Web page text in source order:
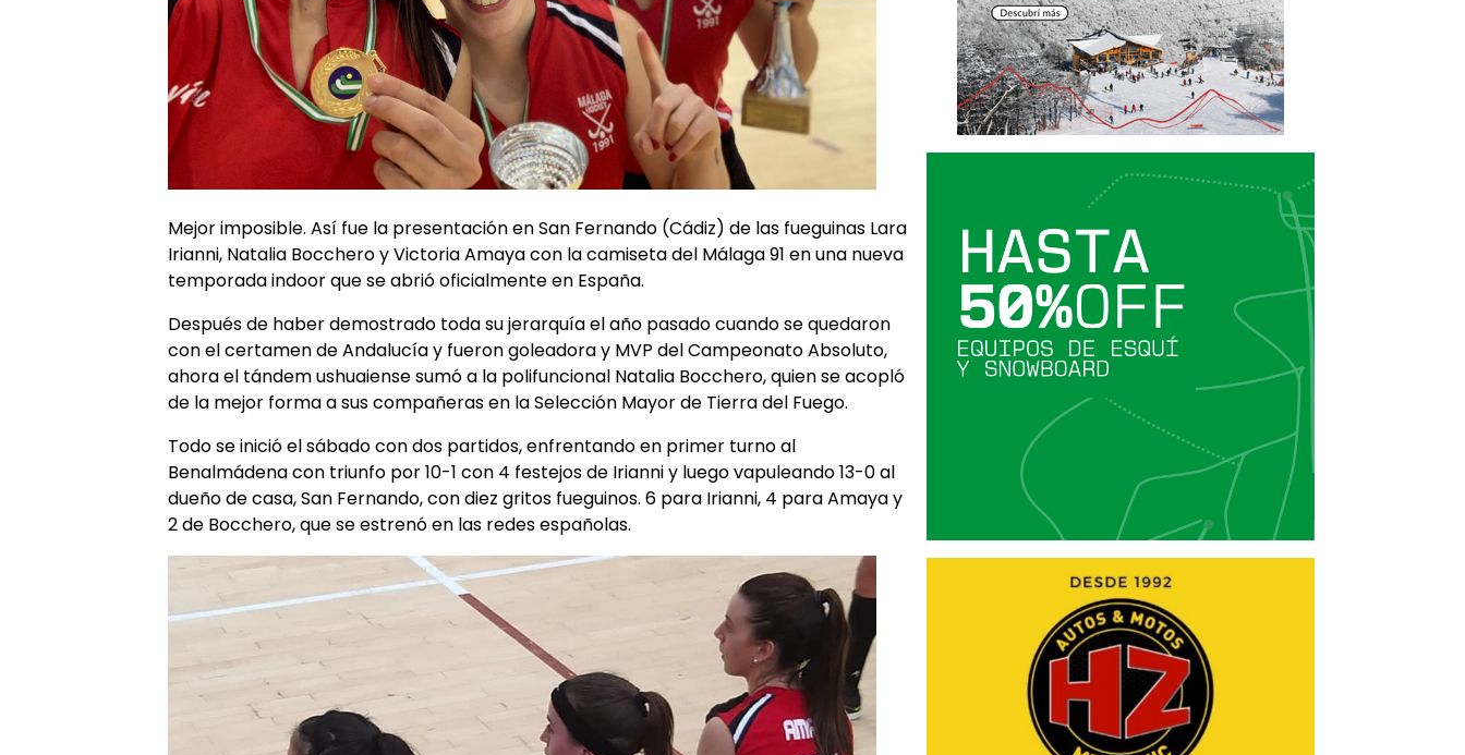
Mejor imposible. Así fue la presentación en San Fernando (Cádiz) de las fueguinas Lara
Irianni, Natalia Bocchero y Victoria Amaya con la camiseta del Málaga 91 en una nueva
temporada indoor que se abrió oficialmente en España.
Después de haber demostrado toda su jerarquía el año pasado cuando se quedaron
con el certamen de Andalucía y fueron goleadora y MVP del Campeonato Absoluto,
ahora el tándem ushuaiense sumó a la polifuncional Natalia Bocchero, quien se acopló
de la mejor forma a sus compañeras en la Selección Mayor de Tierra del Fuego.
Todo se inició el sábado con dos partidos, enfrentando en primer turno al
Benalmádena con triunfo por 10-1 con 4 festejos de Irianni y luego vapuleando 13-0 al
dueño de casa, San Fernando, con diez gritos fueguinos. 6 para Irianni, 4 para Amaya y
2 de Bocchero, que se estrenó en las redes españolas.